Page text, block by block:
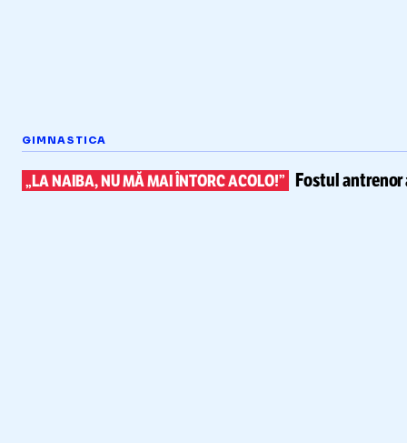
GIMNASTICA
„LA NAIBA, NU MĂ MAI ÎNTORC ACOLO!” Fostul